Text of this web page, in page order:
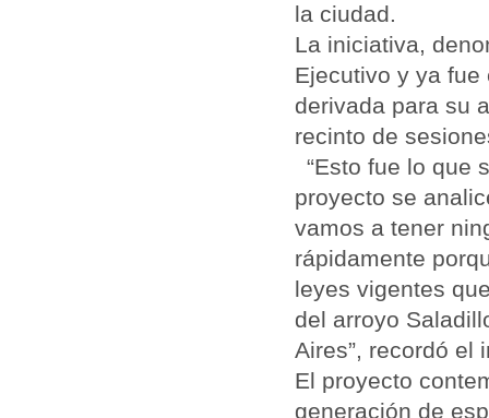
la ciudad.
La iniciativa,
Ejecutivo y ya
derivada para su
recinto de
“Esto fue lo que
proyecto se
vamos a tener
rápidamente
leyes vigentes
del arroyo
Aires”, recordó el
El proyecto
generación de